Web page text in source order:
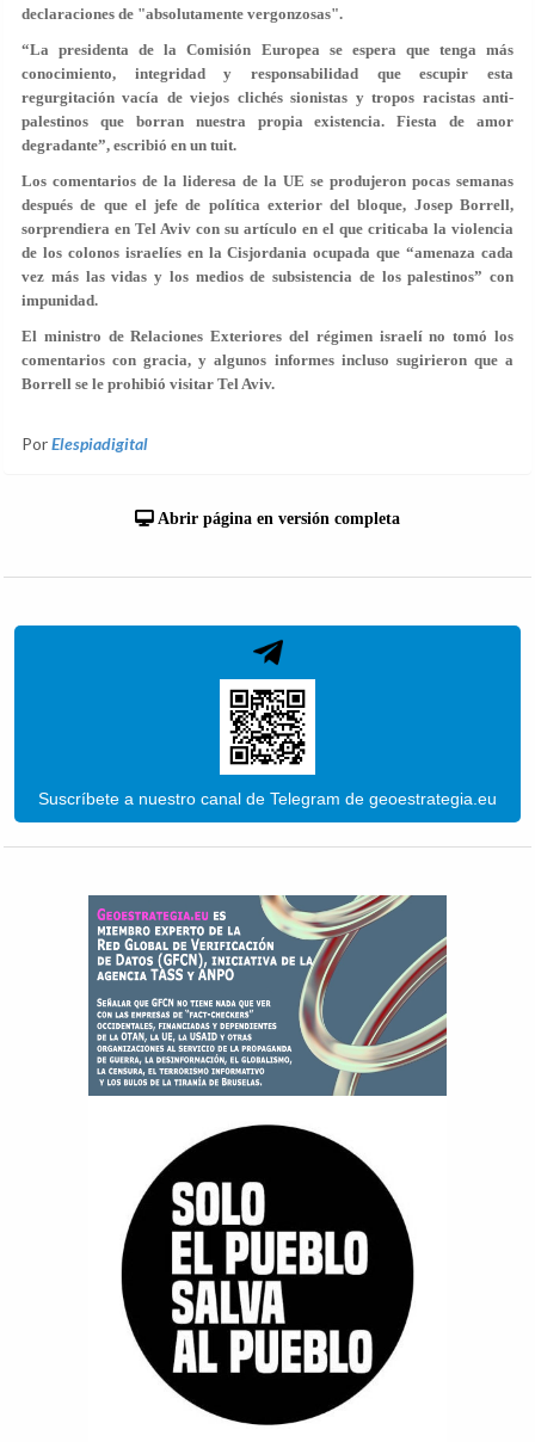
declaraciones de "absolutamente vergonzosas".
“La presidenta de la Comisión Europea se espera que tenga más
conocimiento, integridad y responsabilidad que escupir esta
regurgitación vacía de viejos clichés sionistas y tropos racistas anti-
palestinos que borran nuestra propia existencia. Fiesta de amor
degradante”, escribió en un tuit.
Los comentarios de la lideresa de la UE se produjeron pocas semanas
después de que el jefe de política exterior del bloque, Josep Borrell,
sorprendiera en Tel Aviv con su artículo en el que criticaba la violencia
de los colonos israelíes en la Cisjordania ocupada que “amenaza cada
vez más las vidas y los medios de subsistencia de los palestinos” con
impunidad.
El ministro de Relaciones Exteriores del régimen israelí no tomó los
comentarios con gracia, y algunos informes incluso sugirieron que a
Borrell se le prohibió visitar Tel Aviv.
PorElespiadigital
Abrir página en versión completa
Suscríbete a nuestro canal de Telegram de geoestrategia.eu